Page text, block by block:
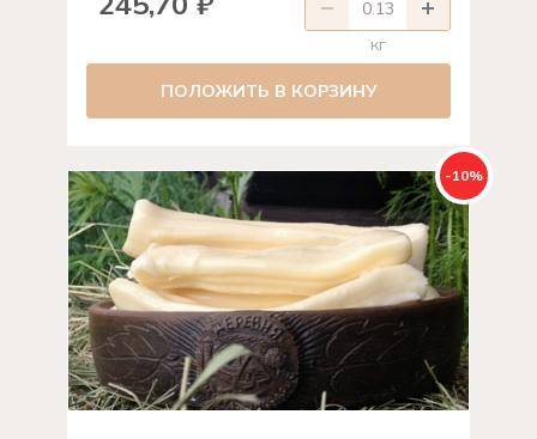
кг
ПОЛОЖИТЬ В КОРЗИНУ
-10%